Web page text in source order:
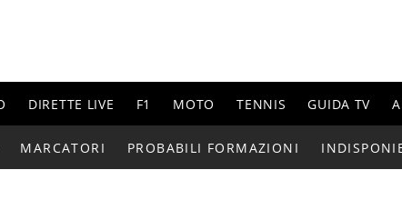
DIRETTE LIVE F1 MOTO TENNIS GUIDA TV
MARCATORI PROBABILI FORMAZIONI